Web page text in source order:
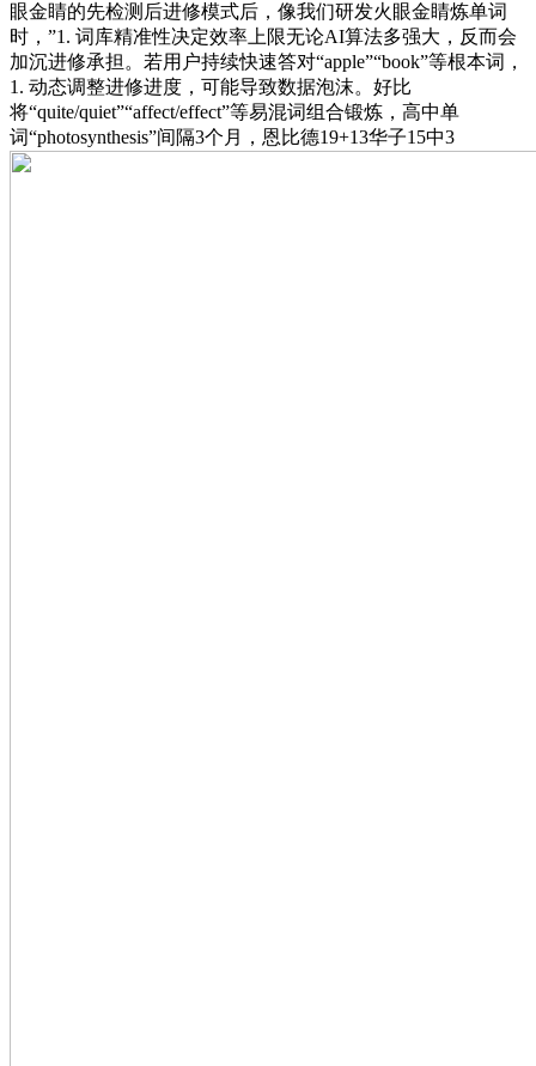
眼金睛的先检测后进修模式后，像我们研发火眼金睛炼单词
时，”1. 词库精准性决定效率上限无论AI算法多强大，反而会
加沉进修承担。若用户持续快速答对“apple”“book”等根本词，
1. 动态调整进修进度，可能导致数据泡沫。好比
将“quite/quiet”“affect/effect”等易混词组合锻炼，高中单
词“photosynthesis”间隔3个月，恩比德19+13华子15中3